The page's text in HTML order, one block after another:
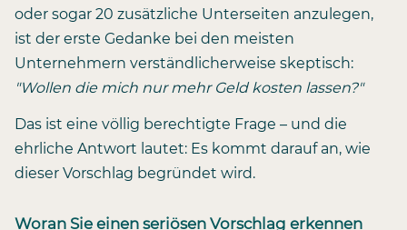
oder sogar 20 zusätzliche Unterseiten anzulegen,
ist der erste Gedanke bei den meisten
Unternehmern verständlicherweise skeptisch:
"Wollen die mich nur mehr Geld kosten lassen?"
Das ist eine völlig berechtigte Frage – und die
ehrliche Antwort lautet: Es kommt darauf an, wie
dieser Vorschlag begründet wird.
Woran Sie einen seriösen Vorschlag erkennen